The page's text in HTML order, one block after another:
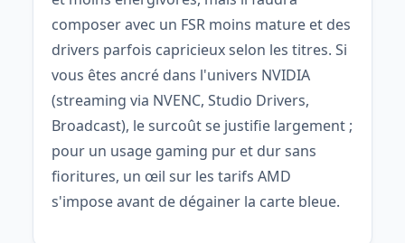
composer avec un FSR moins mature et des
drivers parfois capricieux selon les titres. Si
vous êtes ancré dans l'univers NVIDIA
(streaming via NVENC, Studio Drivers,
Broadcast), le surcoût se justifie largement ;
pour un usage gaming pur et dur sans
fioritures, un œil sur les tarifs AMD
s'impose avant de dégainer la carte bleue.